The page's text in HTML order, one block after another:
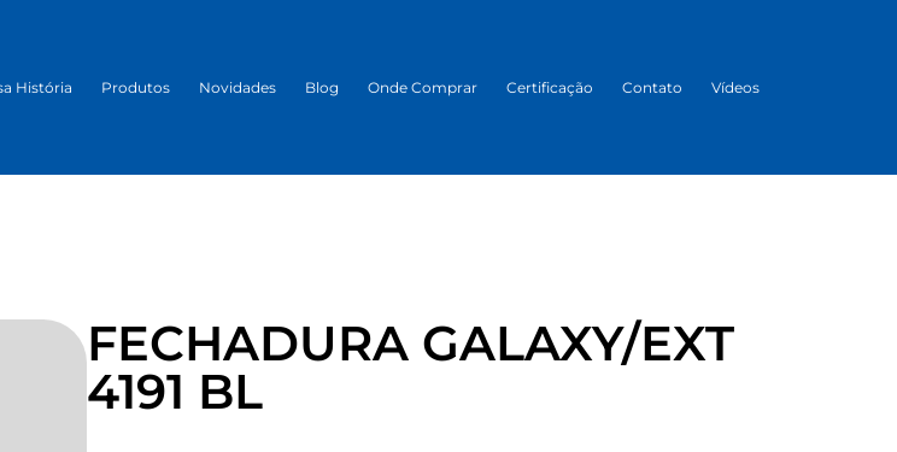
História Produtos Novidades Blog Onde Comprar Certificação Contato Vídeos
FECHADURA GALAXY/EXT
4191 BL